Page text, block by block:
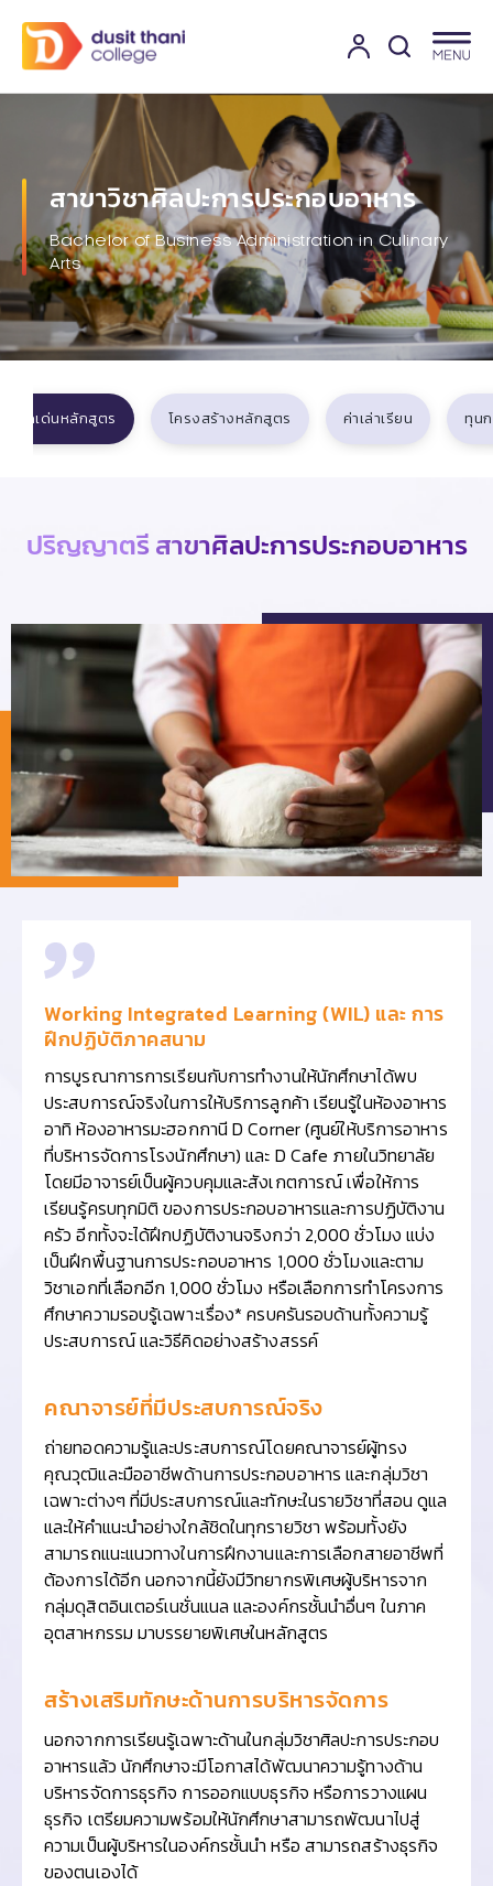
สาขาวิชาศิลปะการประกอบอาหาร
Bachelor of Business Administration in Culinary
Arts
จุดเด่นหลักสูตร โครงสร้างหลักสูตร ค่าเล่าเรียน ทุน
ปริญญาตรี สาขาศิลปะการประกอบอาหาร
Working Integrated Learning (WIL) และ การ
ฝึกปฏิบัติภาคสนาม
การบูรณาการการเรียนกับการทำงานให้นักศึกษาได้พบ
ประสบการณ์จริงในการให้บริการลูกค้า เรียนรู้ในห้องอาหาร
อาทิ ห้องอาหารมะฮอกกานี D Corner (ศูนย์ให้บริการอาหาร
ที่บริหารจัดการโรงนักศึกษา) และ D Cafe ภายในวิทยาลัย
โดยมีอาจารย์เป็นผู้ควบคุมและสังเกตการณ์ เพื่อให้การ
เรียนรู้ครบทุกมิติ ของการประกอบอาหารและการปฏิบัติงาน
ครัว อีกทั้งจะได้ฝึกปฏิบัติงานจริงกว่า 2,000 ชั่วโมง แบ่ง
เป็นฝึกพื้นฐานการประกอบอาหาร 1,000 ชั่วโมงและตาม
วิชาเอกที่เลือกอีก 1,000 ชั่วโมง หรือเลือกการทำโครงการ
ศึกษาความรอบรู้เฉพาะเรื่อง* ครบครันรอบด้านทั้งความรู้
ประสบการณ์ และวิธีคิดอย่างสร้างสรรค์
คณาจารย์ที่มีประสบการณ์จริง
ถ่ายทอดความรู้และประสบการณ์โดยคณาจารย์ผู้ทรง
คุณวุฒิและมืออาชีพด้านการประกอบอาหาร และกลุ่มวิชา
เฉพาะต่างๆ ที่มีประสบการณ์และทักษะในรายวิชาที่สอน ดูแล
และให้คำแนะนำอย่างใกล้ชิดในทุกรายวิชา พร้อมทั้งยัง
สามารถแนะแนวทางในการฝึกงานและการเลือกสายอาชีพที่
ต้องการได้อีก นอกจากนี้ยังมีวิทยากรพิเศษผู้บริหารจาก
กลุ่มดุสิตอินเตอร์เนชั่นแนล และองค์กรชั้นนำอื่นๆ ในภาค
อุตสาหกรรม มาบรรยายพิเศษในหลักสูตร
สร้างเสริมทักษะด้านการบริหารจัดการ
นอกจากการเรียนรู้เฉพาะด้านในกลุ่มวิชาศิลปะการประกอบ
อาหารแล้ว นักศึกษาจะมีโอกาสได้พัฒนาความรู้ทางด้าน
บริหารจัดการธุรกิจ การออกแบบธุรกิจ หรือการวางแผน
ธุรกิจ เตรียมความพร้อมให้นักศึกษาสามารถพัฒนาไปสู่
ความเป็นผู้บริหารในองค์กรชั้นนำ หรือ สามารถสร้างธุรกิจ
ของตนเองได้